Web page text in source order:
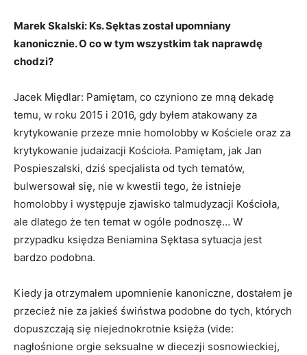
Marek Skalski: Ks. Sęktas został upomniany
kanonicznie. O co w tym wszystkim tak naprawdę
chodzi?
Jacek Międlar: Pamiętam, co czyniono ze mną dekadę
temu, w roku 2015 i 2016, gdy byłem atakowany za
krytykowanie przeze mnie homolobby w Kościele oraz za
krytykowanie judaizacji Kościoła. Pamiętam, jak Jan
Pospieszalski, dziś specjalista od tych tematów,
bulwersował się, nie w kwestii tego, że istnieje
homolobby i występuje zjawisko talmudyzacji Kościoła,
ale dlatego że ten temat w ogóle podnoszę… W
przypadku księdza Beniamina Sęktasa sytuacja jest
bardzo podobna.
Kiedy ja otrzymałem upomnienie kanoniczne, dostałem je
przecież nie za jakieś świństwa podobne do tych, których
dopuszczają się niejednokrotnie księża (vide:
nagłośnione orgie seksualne w diecezji sosnowieckiej,